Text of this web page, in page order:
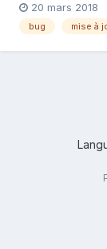
https://
update-
20 mars 2018
bug mise à